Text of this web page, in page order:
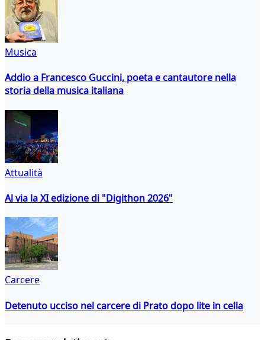
Musica
Addio a Francesco Guccini, poeta e cantautore nella
storia della musica italiana
Attualità
Al via la XI edizione di "Digithon 2026"
Carcere
Detenuto ucciso nel carcere di Prato dopo lite in cella